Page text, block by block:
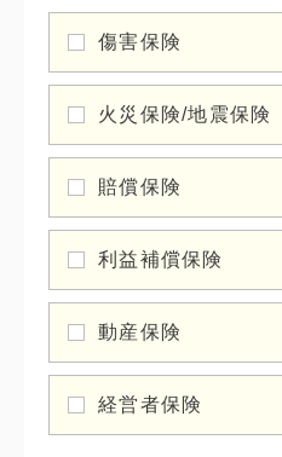
傷害保険
火災保険/地震保険
賠償保険
利益補償保険
動産保険
経営者保険